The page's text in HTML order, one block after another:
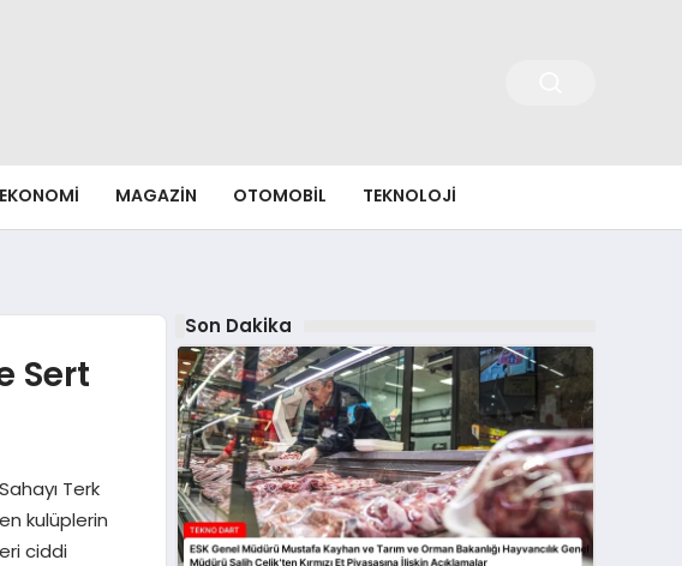
EKONOMI MAGAZIN OTOMOBIL TEKNOLOJI
Sert
Terk
kulüplerin
ciddi
Son Dakika